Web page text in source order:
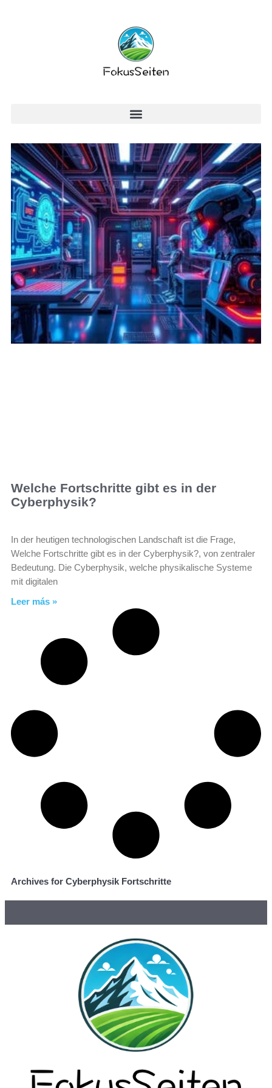
Welche Fortschritte gibt es in der
Cyberphysik?
In der heutigen technologischen Landschaft ist die Frage,
Welche Fortschritte gibt es in der Cyberphysik?, von zentraler
Bedeutung. Die Cyberphysik, welche physikalische Systeme
mit digitalen
Leer más »
Archives for Cyberphysik Fortschritte